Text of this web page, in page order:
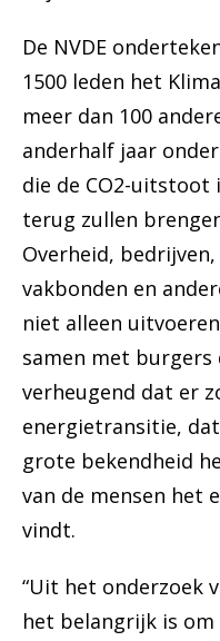
De NVDE
1500 leden het
meer dan 100
anderhalf jaar
die de CO2-uitstoot
terug zullen
Overheid,
vakbonden en
niet alleen
samen met burgers
verheugend dat er
energietransitie,
grote bekendheid
van de mensen het
vindt.
“Uit het onderzoek
het belangrijk is